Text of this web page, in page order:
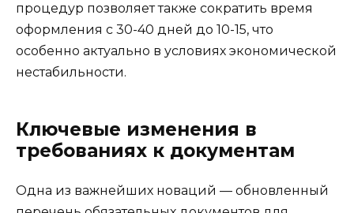
процедур позволяет также сократить время
оформления с 30-40 дней до 10-15, что
особенно актуально в условиях экономической
нестабильности.
Ключевые изменения в
требованиях к документам
Одна из важнейших новаций — обновленный